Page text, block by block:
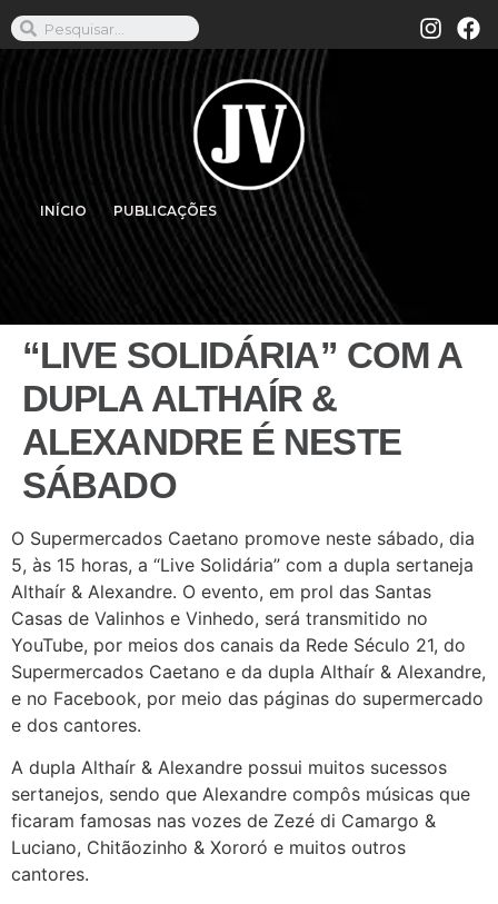
INÍCIO PUBLICAÇÕES
“LIVE SOLIDÁRIA” COM A
DUPLA ALTHAÍR &
ALEXANDRE É NESTE
SÁBADO
O Supermercados Caetano promove neste sábado, dia
5, às 15 horas, a “Live Solidária” com a dupla sertaneja
Althaír & Alexandre. O evento, em prol das Santas
Casas de Valinhos e Vinhedo, será transmitido no
YouTube, por meios dos canais da Rede Século 21, do
Supermercados Caetano e da dupla Althaír & Alexandre,
e no Facebook, por meio das páginas do supermercado
e dos cantores.
A dupla Althaír & Alexandre possui muitos sucessos
sertanejos, sendo que Alexandre compôs músicas que
ficaram famosas nas vozes de Zezé di Camargo &
Luciano, Chitãozinho & Xororó e muitos outros
cantores.